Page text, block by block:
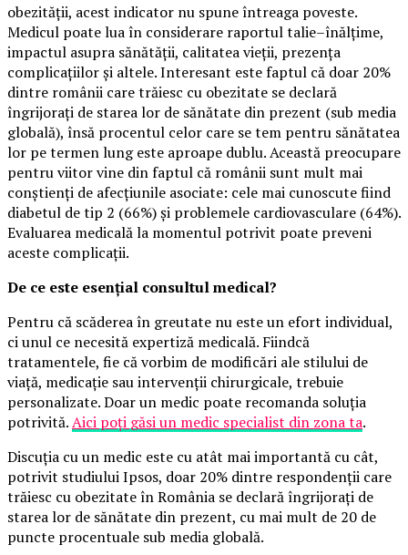
obezității, acest indicator nu spune întreaga poveste.
Medicul poate lua în considerare raportul talie–înălțime,
impactul asupra sănătății, calitatea vieții, prezența
complicațiilor și altele. Interesant este faptul că doar 20%
dintre românii care trăiesc cu obezitate se declară
îngrijorați de starea lor de sănătate din prezent (sub media
globală), însă procentul celor care se tem pentru sănătatea
lor pe termen lung este aproape dublu. Această preocupare
pentru viitor vine din faptul că românii sunt mult mai
conștienți de afecțiunile asociate: cele mai cunoscute fiind
diabetul de tip 2 (66%) și problemele cardiovasculare (64%).
Evaluarea medicală la momentul potrivit poate preveni
aceste complicații.
De ce este esențial consultul medical?
Pentru că scăderea în greutate nu este un efort individual,
ci unul ce necesită expertiză medicală. Fiindcă
tratamentele, fie că vorbim de modificări ale stilului de
viață, medicație sau intervenții chirurgicale, trebuie
personalizate. Doar un medic poate recomanda soluția
potrivită.Aici poți găsi un medic specialist din zona ta.
Discuția cu un medic este cu atât mai importantă cu cât,
potrivit studiului Ipsos, doar 20% dintre respondenții care
trăiesc cu obezitate în România se declară îngrijorați de
starea lor de sănătate din prezent, cu mai mult de 20 de
puncte procentuale sub media globală.